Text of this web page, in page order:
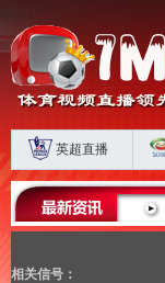
英超直播
扣分时代生存
相关信号：